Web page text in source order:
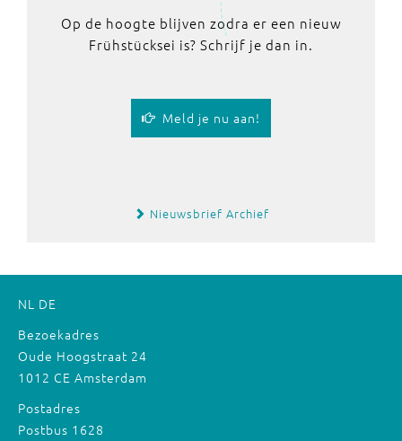
Op de hoogte blijven zodra er een nieuw
Frühstücksei is? Schrijf je dan in.
Meld je nu aan!
Nieuwsbrief Archief
NL DE
Bezoekadres
Oude Hoogstraat 24
1012 CE Amsterdam
Postadres
Postbus 1628